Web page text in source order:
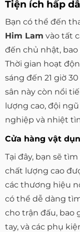
Tiện ích hấp
Bạn có thể đến
Him Lam vào tất
đến chủ nhật, bao
Thời gian hoạt
sáng đến 21 giờ
sân này còn nổi
lượng cao, đội
nghiệp và nhiệt
Cửa hàng vật
Tại đây, bạn sẽ
chất lượng cao
các thương hiệu
có thể dễ dàng
cho trận đấu, bao
tay, và các phụ